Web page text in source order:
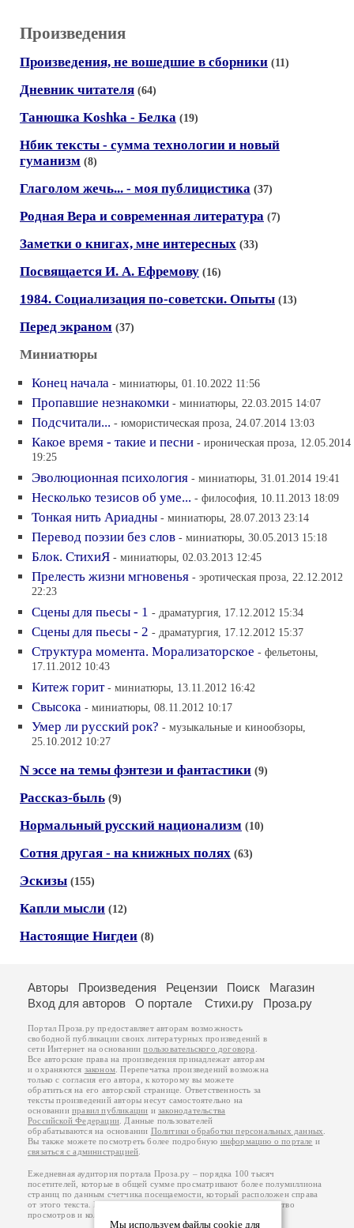
Произведения
Произведения, не вошедшие в сборники (11)
Дневник читателя (64)
Танюшка Koshka - Белка (19)
Нбик тексты - сумма технологии и новый
гуманизм (8)
Глаголом жечь... - моя публицистика (37)
Родная Вера и современная литература (7)
Заметки о книгах, мне интересных (33)
Посвящается И. А. Ефремову (16)
1984. Социализация по-советски. Опыты (13)
Перед экраном (37)
Миниатюры
Конец начала - миниатюры, 01.10.2022 11:56
Пропавшие незнакомки - миниатюры, 22.03.2015 14:07
Подсчитали... - юмористическая проза, 24.07.2014 13:03
Какое время - такие и песни - ироническая проза, 12.05.2014
19:25
Эволюционная психология - миниатюры, 31.01.2014 19:41
Несколько тезисов об уме... - философия, 10.11.2013 18:09
Тонкая нить Ариадны - миниатюры, 28.07.2013 23:14
Перевод поэзии без слов - миниатюры, 30.05.2013 15:18
Блок. СтихиЯ - миниатюры, 02.03.2013 12:45
Прелесть жизни мгновенья - эротическая проза, 22.12.2012
22:23
Сцены для пьесы - 1 - драматургия, 17.12.2012 15:34
Сцены для пьесы - 2 - драматургия, 17.12.2012 15:37
Структура момента. Морализаторское - фельетоны,
17.11.2012 10:43
Китеж горит - миниатюры, 13.11.2012 16:42
Свысока - миниатюры, 08.11.2012 10:17
Умер ли русский рок? - музыкальные и кинообзоры,
25.10.2012 10:27
N эссе на темы фэнтези и фантастики (9)
Рассказ-быль (9)
Нормальный русский национализм (10)
Сотня другая - на книжных полях (63)
Эскизы (155)
Капли мысли (12)
Настоящие Нигдеи (8)
Мы используем файлы cookie для
Авторы Произведения Рецензии Поиск
Магазин
Вход для авторов
О портале Стихи.ру Проза.ру
Портал Проза.ру предоставляет авторам возможность
свободной публикации своих литературных произведений в
сети Интернет на основаниипользовательского договора
Все авторские права на произведения принадлежат авторам
и охраняются законом . Перепечатка произведений возможна
только с согласия его автора, к которому вы можете
обратиться на его авторской странице. Ответственность за
тексты произведений авторы несут самостоятельно на
основанииправил публикации изаконодательства
Российской Федерации . Данные пользователей
обрабатываются на основании Политики обработки персональных данных
Вы также можете посмотреть более подробную информацию о портале и
связаться с администрацией
Ежедневная аудитория портала Проза.ру – порядка 100 тысяч
посетителей, которые в общей сумме просматривают более полумиллиона
страниц по данным счетчика посещаемости, который расположен справа
от этого текста. В каждой графе указано по две цифры: количество
просмотров и количество посетителей.